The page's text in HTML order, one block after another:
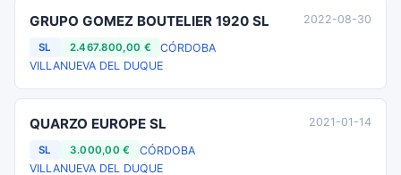
GRUPO GOMEZ BOUTELIER 1920 SL
SL 2.467.800,00 €
CÓRDOBA
VILLANUEVA DEL DUQUE
2022-08-30
QUARZO EUROPE SL
SL 3.000,00 €
CÓRDOBA
VILLANUEVA DEL DUQUE
2021-01-14